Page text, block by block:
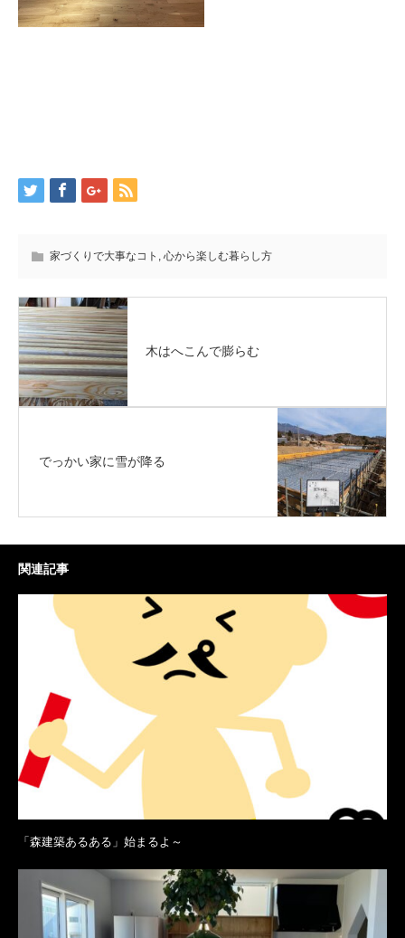
家づくりで大事なコト 心から楽しむ暮らし方
木はへこんで膨らむ
でっかい家に雪が降る
関連記事
「森建築あるある」始まるよ～